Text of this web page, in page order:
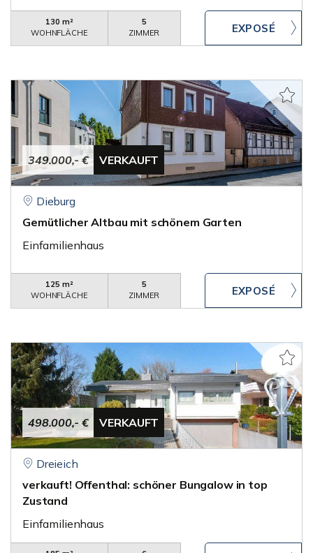
130 m²
WOHNFLÄCHE
5
ZIMMER
349.000,- € VERKAUFT
Dieburg
Gemütlicher Altbau mit schönem Garten
Einfamilienhaus
125 m²
WOHNFLÄCHE
5
ZIMMER
498.000,- € VERKAUFT
Dreieich
verkauft! Offenthal: schöner Bungalow in top
Zustand
Einfamilienhaus